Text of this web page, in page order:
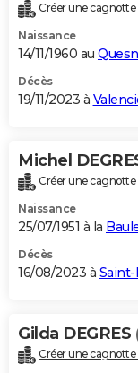
Destinations
City break
Voyage nature
Voyage de noces
Forum
Climat
+PHOTO
GUIDES D'ACHAT
BONS PLANS
Carte de Noël
Carte Bonne année
Carte Saint-Valentin
Carte Pâques
Carte d'anniversaire
DICTIONNAIRE
Dictionnaire
Biographies
Citations
Expressions
Proverbes
PROGRAMME TV
S'inscrire
Se connecter
Lycées
Collèges
Primaires
Universités
Entreprises
Service militaire
Avis de recherche
AVIS DE DÉCÈS
Bricolage
Lifestyle
Culture
Sport
Auto
Television
Voyage
Cinema
Créer une cagnotte
Naissance
14/11/1960 au
Décès
19/11/2023 à
Michel
Créer une cagnotte
Naissance
25/07/1951 à la
Décès
16/08/2023 à Saint-
Gilda DEGRES
Créer une cagnotte